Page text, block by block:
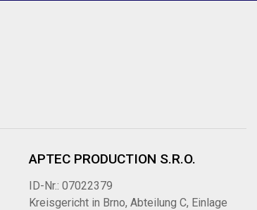
APTEC PRODUCTION S.R.O.
ID-Nr.: 07022379
Kreisgericht in Brno, Abteilung C, Einlage